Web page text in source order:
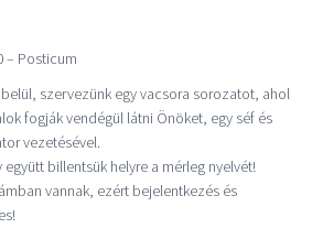
– Posticum
belül, szervezünk egy vacsora sorozatot, ahol
fogják vendégül látni Önöket, egy séf és
vezetésével.
billentsük helyre a mérleg nyelvét!
vannak, ezért bejelentkezés és